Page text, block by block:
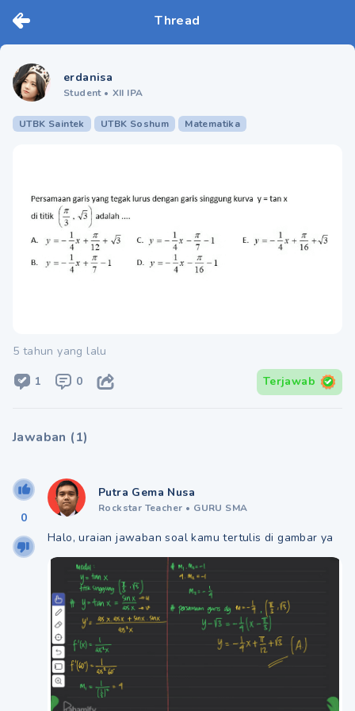
Thread
erdanisa
Student • XII IPA
UTBK Saintek UTBK Soshum Matematika
5 tahun yang lalu
1 0 Terjawab
Jawaban (1)
0
Putra Gema Nusa
Rockstar Teacher • GURU SMA
Halo, uraian jawaban soal kamu tertulis di gambar ya